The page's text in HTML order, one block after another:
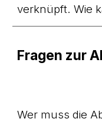
verknüpft. Wie
Fragen zur
Wer muss die